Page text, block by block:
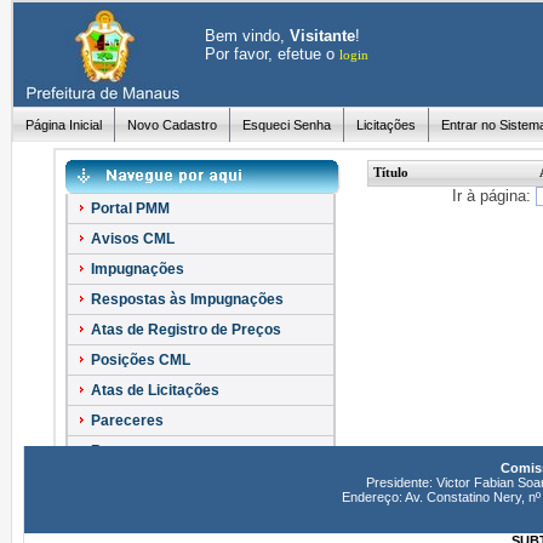
Bem vindo, Visitante!
Por favor, efetue o login
Página Inicial Novo Cadastro Esqueci Senha Licitações Entrar no
Portal PMM
Avisos CML
Impugnações
Respostas às Impugnações
Atas de Registro de Preços
Posições CML
Atas de Licitações
Pareceres
Recursos
Título
Ir à página:
Presidente: Victor Fabian
Endereço: Av. Constatino Nery,